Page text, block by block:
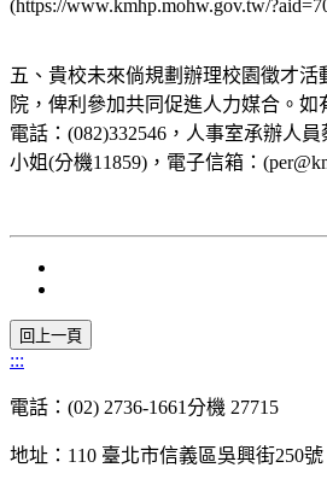
(https://www.kmhp.mohw.gov.tw/
五、貴校未來倘規劃辦理校園徵才
院，俾利參加共同促進人力媒合。
電話：(082)332546，人事室承辦人
小姐(分機11859)，電子信箱：
:::
電話：(02) 2736-1661分機 27715
地址：110 臺北市信義區吳興街250號